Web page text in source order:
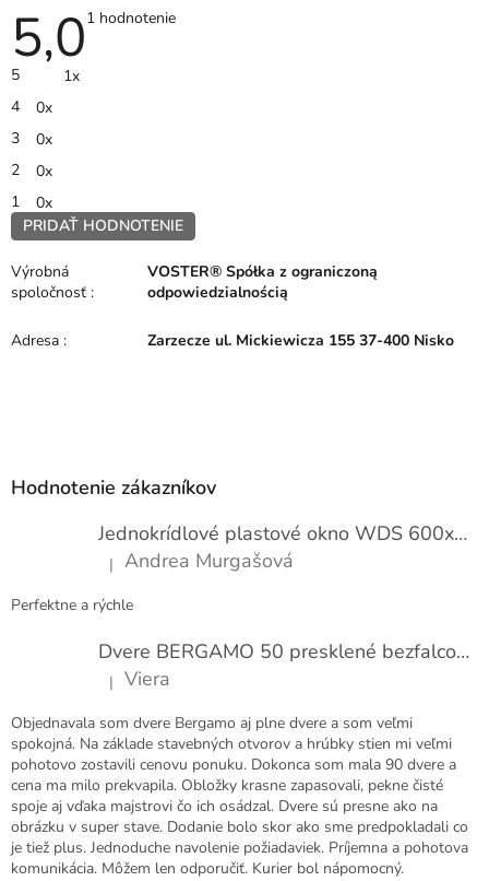
5,0Priemerné
1 hodnotenie
5
1x
4
0x
3
0x
2
0x
1
0x
PRIDAŤ HODNOTENIE
V
ý
p
s
h
e
n
Výrobná
spoločnosť :
VOSTER® Spółka z ograniczoną
odpowiedzialnością
Adresa : Zarzecze ul. Mickiewicza 155 37-400 Nisko
Hodnotenie zákazníkov
Jednokrídlové plastové okno WDS 600x1000
Hodnotenie produktu je 5 z 5 hviezdičiek.
| Andrea Murgašová
Perfektne a rýchle
Dvere BERGAMO 50 presklené bezfalcové EXTRA
Hodnotenie produktu je 5 z 5 hviezdičiek.
| Viera
Objednavala som dvere Bergamo aj plne dvere a som veľmi
spokojná. Na základe stavebných otvorov a hrúbky stien mi veľmi
pohotovo zostavili cenovu ponuku. Dokonca som mala 90 dvere a
cena ma milo prekvapila. Obložky krasne zapasovali, pekne čisté
spoje aj vďaka majstrovi čo ich osádzal. Dvere sú presne ako na
obrázku v super stave. Dodanie bolo skor ako sme predpokladali co
je tiež plus. Jednoduche navolenie požiadaviek. Príjemna a pohotova
komunikácia. Môžem len odporučiť. Kurier bol nápomocný.